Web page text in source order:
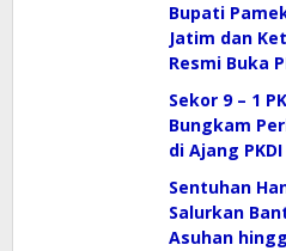
Bupati
Jatim dan
Resmi Buka
di SGMRP.
Sekor 9 – 1
Bungkam
di Ajang
Sentuhan
Salurkan
Asuhan